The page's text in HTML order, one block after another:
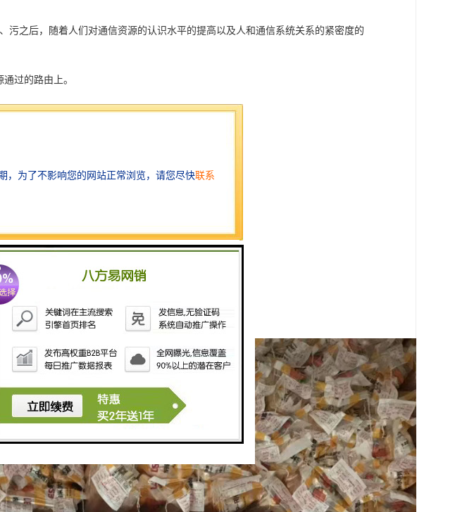
污之后，随着人们对通信资源的认识水平的提高以及人和通信系统关系的紧密度的
过的路由上。
道、提高管道路网的灵活性。
模，提高资源使用率。
筑物或设施保持足够的净距。
管道安全的异物。
差要保持在合理的范围内。
100米左右。弯曲管道段曲率半径一般不小于36米。